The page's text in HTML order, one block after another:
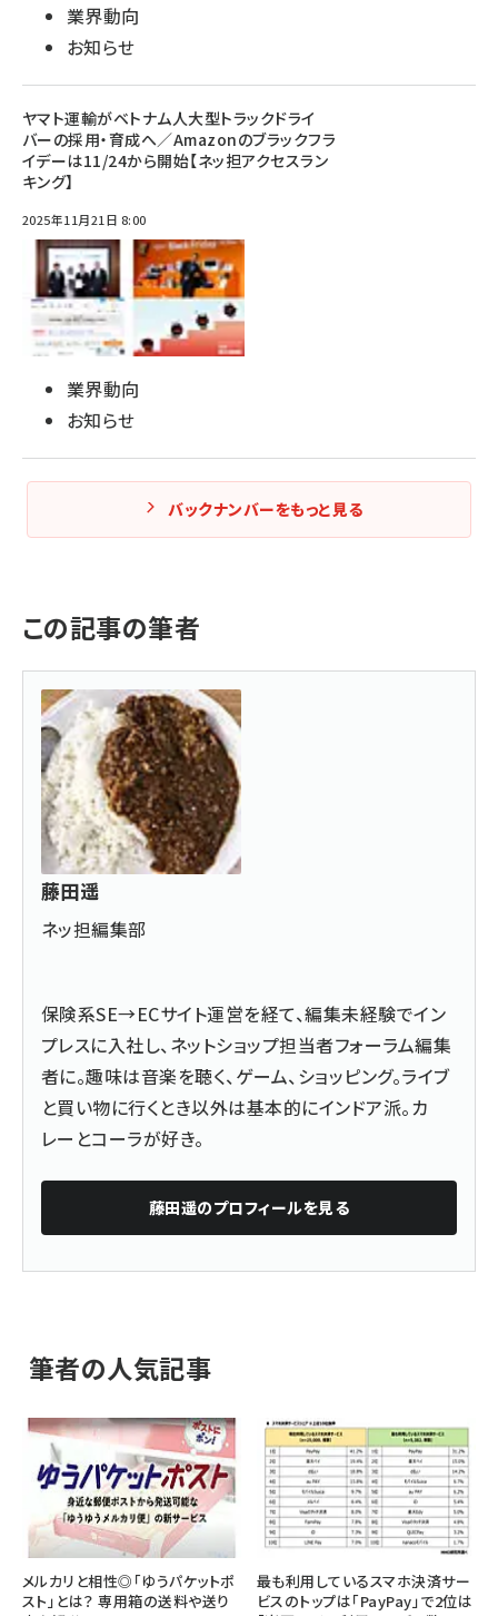
業界動向
お知らせ
ヤマト運輸がベトナム人大型トラックドライ
バーの採用・育成へ／Amazonのブラックフラ
イデーは11/24から開始【ネッ担アクセスラン
キング】
2025年11月21日 8:00
業界動向
お知らせ
バックナンバーをもっと見る
この記事の筆者
藤田遥
ネッ担編集部
保険系SE→ECサイト運営を経て、編集未経験でイン
プレスに入社し、ネットショップ担当者フォーラム編集
者に。趣味は音楽を聴く、ゲーム、ショッピング。ライブ
と買い物に行くとき以外は基本的にインドア派。カ
レーとコーラが好き。
藤田遥のプロフィールを見る
筆者の人気記事
メルカリと相性◎「ゆうパケットポ
スト」とは？ 専用箱の送料や送り
最も利用しているスマホ決済サー
ビスのトップは「PayPay」で2位は